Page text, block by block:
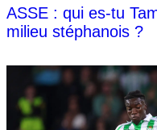
ASSE : qui es-tu
milieu stéphanois ?